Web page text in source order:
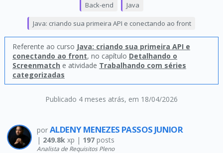
Publicado 4 meses atrás, em 18/04/2026
Back-end Java
Java: criando sua primeira API e conectando ao front
Referente ao curso Java: criando sua primeira API e
conectando ao front, no capítulo Detalhando o
Screenmatch e atividade Trabalhando com séries
categorizadas
por ALDENY MENEZES PASSOS JUNIOR
| 249.8kxp | 197posts
Analista de Requisitos Pleno